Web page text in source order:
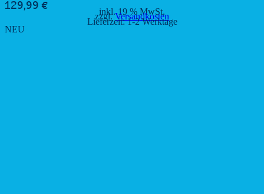
129,99 € inkl. 19 % MwSt.
zzgl.Versandkosten
Lieferzeit:1-2 Werktage
NEU